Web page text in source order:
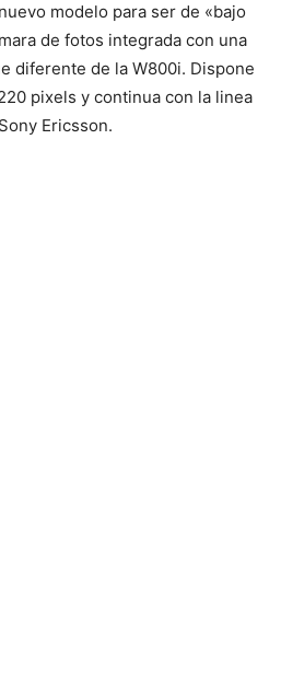
modelo para ser de «bajo
de fotos integrada con una
diferente de la W800i. Dispone
pixels y continua con la linea
Ericsson.